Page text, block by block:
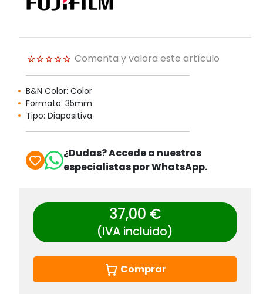
Comenta y valora este artículo
B&N Color: Color
Formato: 35mm
Tipo: Diapositiva
¿Dudas? Accede a nuestros
especialistas por WhatsApp.
37,00 €
(IVA incluido)
Comprar